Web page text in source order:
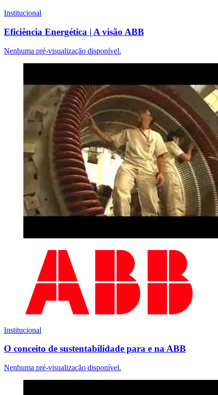
Institucional
Eficiência Energética | A visão ABB
Nenhuma pré-visualização disponível.
Institucional
O conceito de sustentabilidade para e na ABB
Nenhuma pré-visualização disponível.